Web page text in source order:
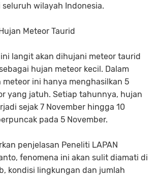
wilayah Indonesia.
Meteor Taurid
langit akan dihujani meteor taurid
hujan meteor kecil. Dalam
meteor ini hanya menghasilkan 5
yang jatuh. Setiap tahunnya, hujan
sejak 7 November hingga 10
pada 5 November.
penjelasan Peneliti LAPAN
fenomena ini akan sulit diamati di
kondisi lingkungan dan jumlah